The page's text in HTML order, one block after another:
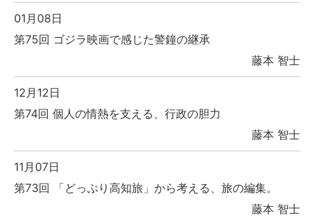
01月08日
第75回 ゴジラ映画で感じた警鐘の継承
藤本 智士
12月12日
第74回 個人の情熱を支える、行政の胆力
藤本 智士
11月07日
第73回 「どっぷり高知旅」から考える、旅の編集。
藤本 智士